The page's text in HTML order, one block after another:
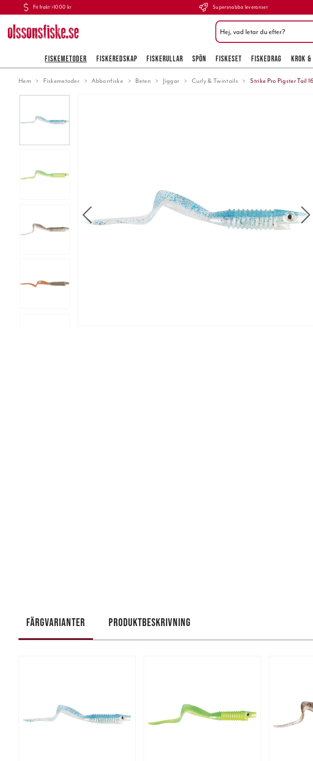
Fri frakt >1000 kr Supersnabba leveranser
FISKEMETODER FISKEREDSKAP FISKERULLAR SPÖN FISKESET FISKEDRAG KROK &
Hem Fiskemetoder Abborrfiske Beten Jiggar Curly & Twintails Strike Pro Pigster Tail
FÄRGVARIANTER PRODUKTBESKRIVNING